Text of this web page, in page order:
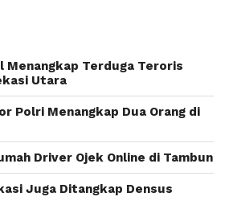
ini, Densus menyita barang
tiga telepon genggam, dan
kependudukan atau KTP.
Menangkap Terduga Teroris
Utara
Polri Menangkap Dua Orang di
Driver Ojek Online di Tambun
Juga Ditangkap Densus